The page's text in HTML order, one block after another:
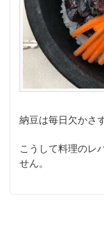
納豆は毎日欠かさ
こうして料理のレ
せん。